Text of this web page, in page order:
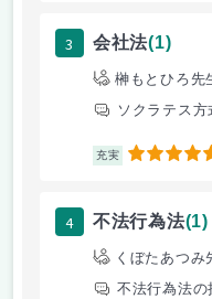
3 会社法(1)
榊もとひろ先
ソクラテス
充実 5
4 不法行為法(1)
くぼたあつみ
不法行為法